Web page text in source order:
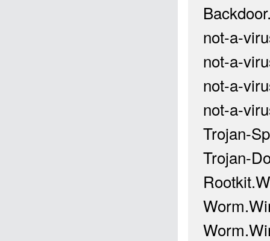
not-a-
not-a-
not-a-
not-a-
Trojan-
Trojan-